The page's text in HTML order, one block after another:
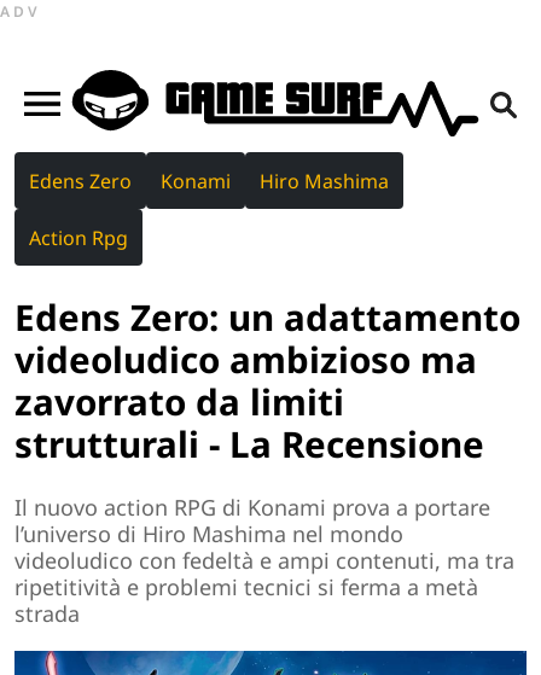
ADV
Edens Zero Konami Hiro Mashima
Action Rpg
Edens Zero: un adattamento
videoludico ambizioso ma
zavorrato da limiti
strutturali - La Recensione
Il nuovo action RPG di Konami prova a portare
l’universo di Hiro Mashima nel mondo
videoludico con fedeltà e ampi contenuti, ma tra
ripetitività e problemi tecnici si ferma a metà
strada